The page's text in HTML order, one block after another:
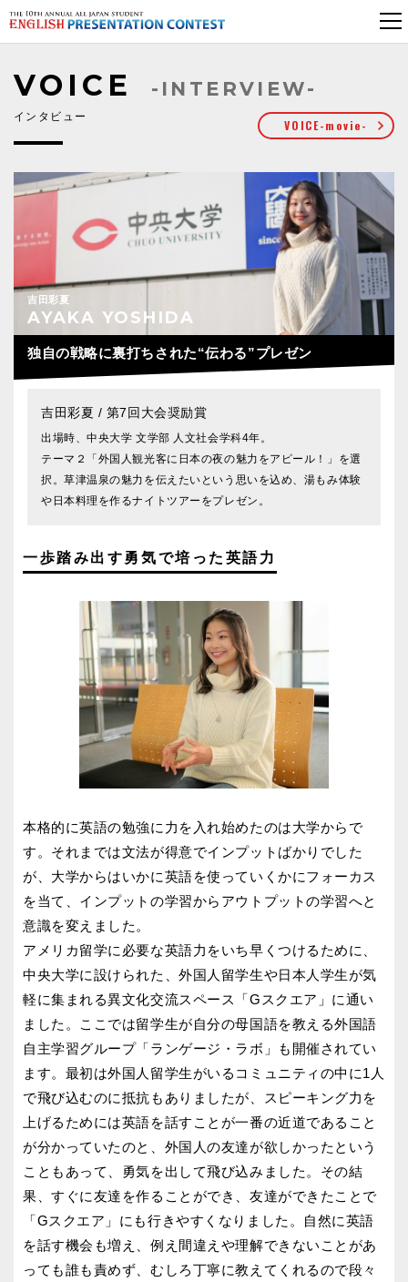
VOICE -INTERVIEW-
インタビュー
VOICE-movie-
吉田彩夏
AYAKA YOSHIDA
独自の戦略に裏打ちされた“伝わる”プレゼン
吉田彩夏 / 第7回大会奨励賞
出場時、中央大学 文学部 人文社会学科4年。
テーマ２「外国人観光客に日本の夜の魅力をアピール！」を選
択。草津温泉の魅力を伝えたいという思いを込め、湯もみ体験
や日本料理を作るナイトツアーをプレゼン。
一歩踏み出す勇気で培った英語力
本格的に英語の勉強に力を入れ始めたのは大学からで
す。それまでは文法が得意でインプットばかりでした
が、大学からはいかに英語を使っていくかにフォーカス
を当て、インプットの学習からアウトプットの学習へと
意識を変えました。
アメリカ留学に必要な英語力をいち早くつけるために、
中央大学に設けられた、外国人留学生や日本人学生が気
軽に集まれる異文化交流スペース「Gスクエア」に通い
ました。ここでは留学生が自分の母国語を教える外国語
自主学習グループ「ランゲージ・ラボ」も開催されてい
ます。最初は外国人留学生がいるコミュニティの中に1人
で飛び込むのに抵抗もありましたが、スピーキング力を
上げるためには英語を話すことが一番の近道であること
が分かっていたのと、外国人の友達が欲しかったという
こともあって、勇気を出して飛び込みました。その結
果、すぐに友達を作ることができ、友達ができたことで
「Gスクエア」にも行きやすくなりました。自然に英語
を話す機会も増え、例え間違えや理解できないことがあ
っても誰も責めず、むしろ丁寧に教えてくれるので段々